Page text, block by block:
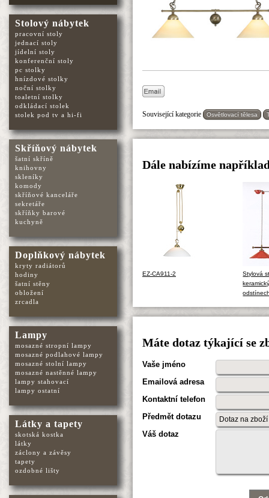
Související kategorie Osvětlovací tělesa
Dále nabízíme
EZ-CA911-2
Stylová
Máte dotaz týkající se
Vaše jméno
Emailová adresa
Kontaktní telefon
Předmět dotazu
Váš dotaz
Stolový nábytek
pracovní stoly
jednací stoly
jídelní stoly
konferenční stoly
pc stolky
hnízdové stolky
noční stolky
toaletní stolky
odkládací stolek
stolek pod tv a hi-fi
Skříňový nábytek
šatní skříně
knihovny
skleníky
komody
skříňové kanceláře
sekretáře
skříňky barové
kuchyně
Doplňkový nábytek
kryty radiátorů
hodiny
šatní stěny
obložení
zrcadla
Lampy
mosazné stropní lampy
mosazné podlahové lampy
mosazné stolní lampy
mosazné nastěnné lampy
lampy stahovací
lampy ostatní
Látky a tapety
skotská kostka
látky
záclony a závěsy
tapety
ozdobné lišty